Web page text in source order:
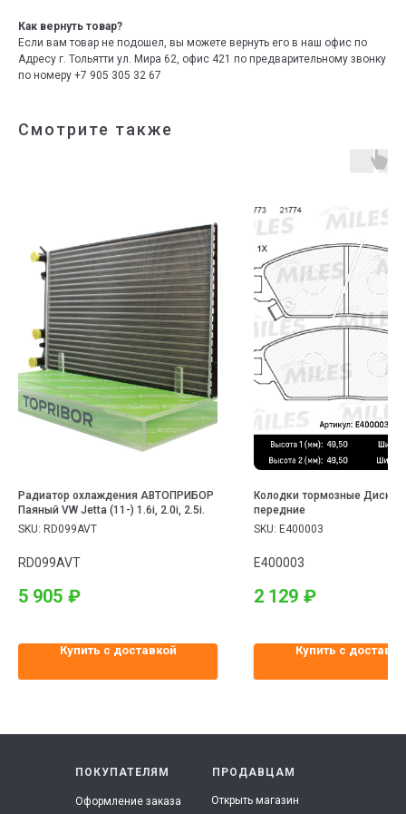
Как вернуть товар?
Если вам товар не подошел, вы можете вернуть его в наш офис по
Адресу г. Тольятти ул. Мира 62, офис 421 по предварительному звонку
по номеру +7 905 305 32 67
Смотрите также
Радиатор охлаждения АВТОПРИБОР
Паяный VW Jetta (11-) 1.6i, 2.0i, 2.5i.
SKU: RD099AVT
RD099AVT
5 905 ₽
Купить с доставкой
Колодки тормозные
передние
SKU: E400003
E400003
2 129 ₽
Купить с
ПРОДАВЦАМ
Открыть магазин
ПОКУПАТЕЛЯМ
Оформление заказа